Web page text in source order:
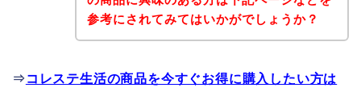
参考にされてみてはいかがでしょうか？
⇒ コレステ生活の商品を今すぐお得に購入したい方は